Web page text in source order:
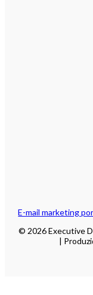
E-mail marketing
© 2026 Executive
|